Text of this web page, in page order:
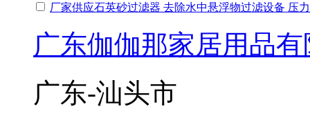
厂家供应石英砂过滤器 去除水中悬浮物过滤设备 压
广东伽伽那家居用品
广东-汕头市